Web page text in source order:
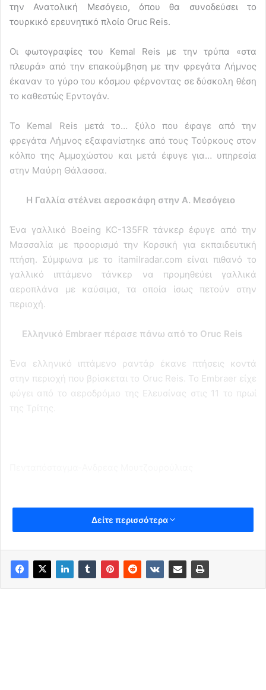
την Ανατολική Μεσόγειο, όπου θα συνοδεύσει το
τουρκικό ερευνητικό πλοίο Oruc Reis.
Oι φωτογραφίες του Kemal Reis με την τρύπα «στα
πλευρά» από την επακούμβηση με την φρεγάτα Λήμνος
έκαναν το γύρο του κόσμου φέρνοντας σε δύσκολη θέση
το καθεστώς Ερντογάν.
Το Kemal Reis μετά το… ξύλο που έφαγε από την
φρεγάτα Λήμνος εξαφανίστηκε από τους Τούρκους στον
κόλπο της Αμμοχώστου και μετά έφυγε για… υπηρεσία
στην Μαύρη Θάλασσα.
Η Γαλλία στέλνει αεροσκάφη στην Α. Μεσόγειο
Ένα γαλλικό Boeing KC-135FR τάνκερ έφυγε από την
Μασσαλία με προορισμό την Κορσική για εκπαιδευτική
πτήση. Σύμφωνα με το itamilradar.com είναι πιθανό το
γαλλικό ιπτάμενο τάνκερ να προμηθεύει γαλλικά
αεροπλάνα με καύσιμα, τα οποία ίσως πετούν στην
περιοχή.
Ελληνικό Embraer πέρασε πάνω από το Oruc Reis
Ένα ελληνικό ιπτάμενο ραντάρ έκανε πτήσεις κοντά
στην περιοχή που βρίσκεται το Oruc Reis. Το Embraer είχε
φύγει από το αεροδρόμιο της Ελευσίνας στις 11 το πρωί
της Τρίτης.
Δείτε περισσότερα